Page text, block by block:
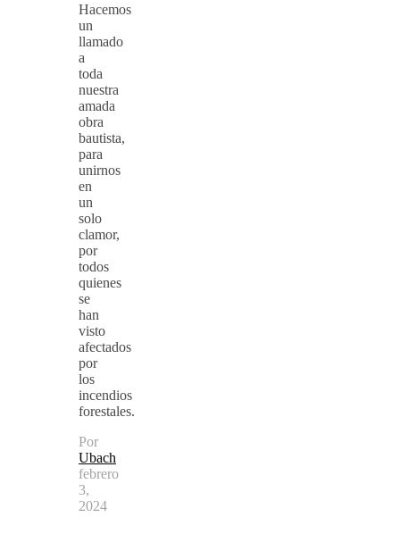
Hacemos
un
llamado
a
toda
nuestra
amada
obra
bautista,
para
unirnos
en
un
solo
clamor,
por
todos
quienes
se
han
visto
afectados
por
los
incendios
forestales.
Por
Ubach
febrero
3,
2024